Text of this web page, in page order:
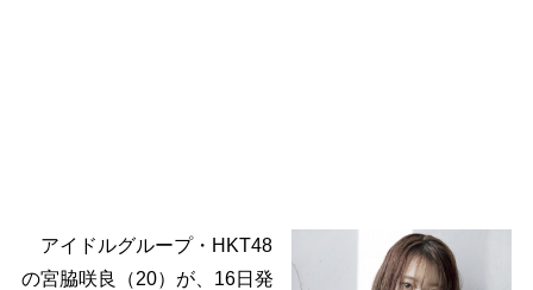
アイドルグループ・HKT48
の宮脇咲良（20）が、16日発